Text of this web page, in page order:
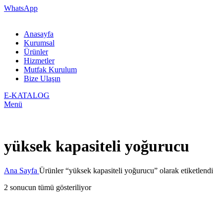
WhatsApp
Anasayfa
Kurumsal
Ürünler
Hizmetler
Mutfak Kurulum
Bize Ulaşın
E-KATALOG
Menü
yüksek kapasiteli yoğurucu
Ana Sayfa Ürünler “yüksek kapasiteli yoğurucu” olarak etiketlendi
2 sonucun tümü gösteriliyor